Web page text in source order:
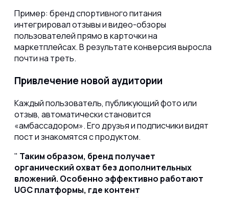
Пример: бренд спортивного питания
интегрировал отзывы и видео-обзоры
пользователей прямо в карточки на
маркетплейсах. В результате конверсия выросла
почти на треть.
Привлечение новой аудитории
Каждый пользователь, публикующий фото или
отзыв, автоматически становится
«амбассадором». Его друзья и подписчики видят
пост и знакомятся с продуктом.
Таким образом, бренд получает
органический охват без дополнительных
вложений. Особенно эффективно работают
UGC платформы, где контент